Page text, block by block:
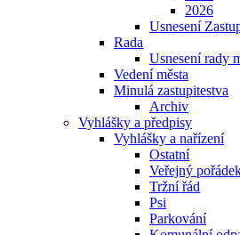
2026
Usnesení
Rada
Usnesení rady
Vedení města
Minulá zastupitestva
Archiv
Vyhlášky a předpisy
Vyhlášky a nařízení
Ostatní
Veřejný
Tržní řád
Psi
Parkování